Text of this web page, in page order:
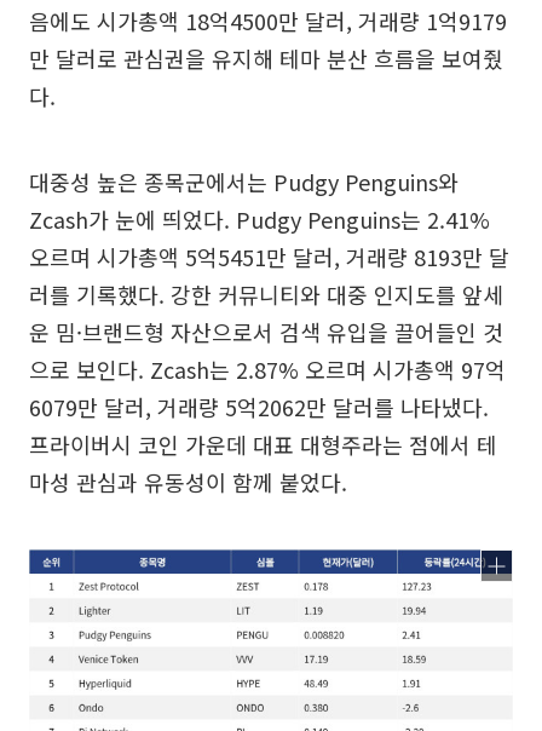
음에도 시가총액 18억4500만 달러, 거래량 1억9179
만 달러로 관심권을 유지해 테마 분산 흐름을 보여줬
다.
대중성 높은 종목군에서는 Pudgy Penguins와
Zcash가 눈에 띄었다. Pudgy Penguins는 2.41%
오르며 시가총액 5억5451만 달러, 거래량 8193만 달
러를 기록했다. 강한 커뮤니티와 대중 인지도를 앞세
운 밈·브랜드형 자산으로서 검색 유입을 끌어들인 것
으로 보인다. Zcash는 2.87% 오르며 시가총액 97억
6079만 달러, 거래량 5억2062만 달러를 나타냈다.
프라이버시 코인 가운데 대표 대형주라는 점에서 테
마성 관심과 유동성이 함께 붙었다.